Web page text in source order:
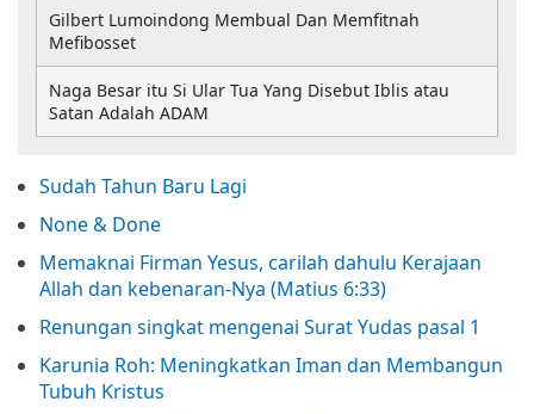
Sudah Tahun Baru Lagi
None & Done
Memaknai Firman Yesus, carilah dahulu Kerajaan
Allah dan kebenaran-Nya (Matius 6:33)
Renungan singkat mengenai Surat Yudas pasal 1
Karunia Roh: Meningkatkan Iman dan Membangun
Tubuh Kristus
Gilbert Lumoindong Membual Dan Memfitnah
Mefibosset
Naga Besar itu Si Ular Tua Yang Disebut Iblis atau
Satan Adalah ADAM